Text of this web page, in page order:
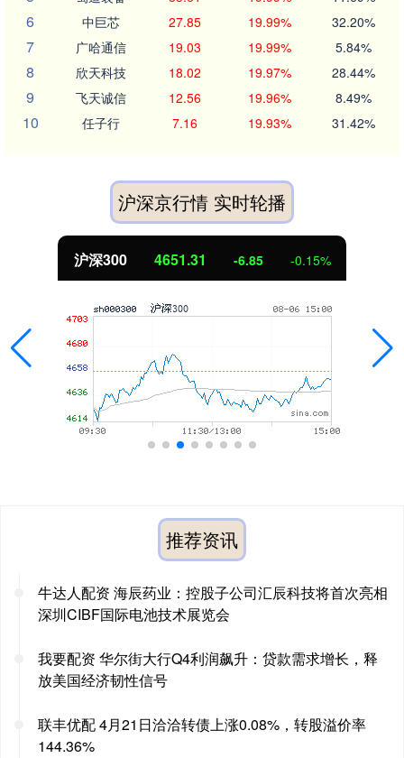
6 中巨芯 27.85 19.99% 32.20%
7 广哈通信 19.03 19.99% 5.84%
8 欣天科技 18.02 19.97% 28.44%
9 飞天诚信 12.56 19.96% 8.49%
10 任子行 7.16 19.93% 31.42%
沪深京行情 实时轮播
沪深300 4651.31 -6.85 -0.15%
推荐资讯
牛达人配资 海辰药业：控股子公司汇辰科技将首次亮相
深圳CIBF国际电池技术展览会
我要配资 华尔街大行Q4利润飙升：贷款需求增长，释
放美国经济韧性信号
联丰优配 4月21日洽洽转债上涨0.08%，转股溢价率
144.36%